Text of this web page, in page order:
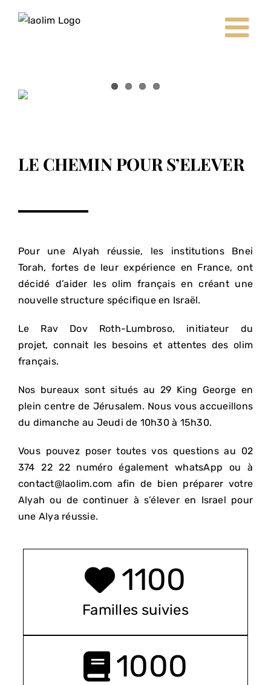
LE CHEMIN POUR S’ELEVER
Pour une Alyah réussie, les institutions Bnei
Torah, fortes de leur expérience en France, ont
décidé d’aider les olim français en créant une
nouvelle structure spécifique en Israël.
Le Rav Dov Roth-Lumbroso, initiateur du
projet, connait les besoins et attentes des olim
français.
Nos bureaux sont situés au 29 King George en
plein centre de Jérusalem. Nous vous accueillons
du dimanche au Jeudi de 10h30 à 15h30.
Vous pouvez poser toutes vos questions au 02
374 22 22 numéro également whatsApp ou à
contact@laolim.com afin de bien préparer votre
Alyah ou de continuer à s’élever en Israel pour
une Alya réussie.
1100
Familles suivies
1000